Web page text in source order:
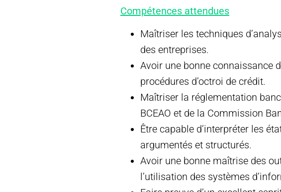
Compétences attendues
Maîtriser les techniques
des entreprises.
Avoir une bonne connaissance
procédures d’octroi de crédit.
Maîtriser la réglementation
BCEAO et de la Commission
Être capable d’interpréter les
argumentés et structurés.
Avoir une bonne maîtrise des
l’utilisation des systèmes